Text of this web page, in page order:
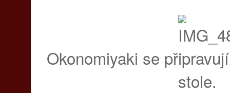
Okonomiyaki se
stole.